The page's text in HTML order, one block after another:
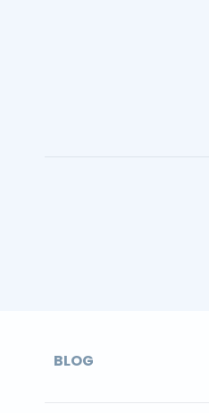
BLOG